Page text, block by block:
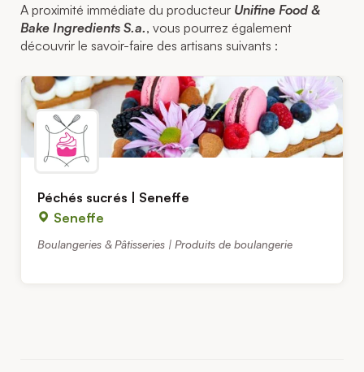
A proximité immédiate du producteur Unifine Food &
Bake Ingredients S.a., vous pourrez également
découvrir le savoir-faire des artisans suivants :
Péchés sucrés | Seneffe
Seneffe
Boulangeries & Pâtisseries | Produits de boulangerie